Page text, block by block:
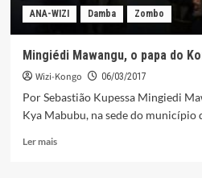
ANA-WIZI Damba Zombo
Mingiédi Mawangu, o papa do
Wizi-Kongo 06/03/2017
Por Sebastião Kupessa Mingiedi
Kya Mabubu, na sede do município
Ler maisLeia